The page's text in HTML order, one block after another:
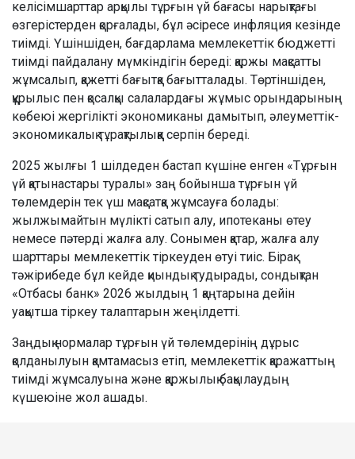
келісімшарттар арқылы тұрғын үй бағасы нарықтағы
өзгерістерден қорғалады, бұл әсіресе инфляция кезінде
тиімді. Үшіншіден, бағдарлама мемлекеттік бюджетті
тиімді пайдалану мүмкіндігін береді: қаржы мақсатты
жұмсалып, қажетті бағытқа бағытталады. Төртіншіден,
құрылыс пен қосалқы салалардағы жұмыс орындарының
көбеюі жергілікті экономиканы дамытып, әлеуметтік-
экономикалық тұрақтылыққа серпін береді.
2025 жылғы 1 шілдеден бастап күшіне енген «Тұрғын
үй қатынастары туралы» заң бойынша тұрғын үй
төлемдерін тек үш мақсатқа жұмсауға болады:
жылжымайтын мүлікті сатып алу, ипотеканы өтеу
немесе пәтерді жалға алу. Сонымен қатар, жалға алу
шарттары мемлекеттік тіркеуден өтуі тиіс. Бірақ
тәжірибеде бұл кейде қиындық тудырады, сондықтан
«Отбасы банк» 2026 жылдың 1 қаңтарына дейін
уақытша тіркеу талаптарын жеңілдетті.
Заңдық нормалар тұрғын үй төлемдерінің дұрыс
қолданылуын қамтамасыз етіп, мемлекеттік қаражаттың
тиімді жұмсалуына және қаржылық бақылаудың
күшеюіне жол ашады.